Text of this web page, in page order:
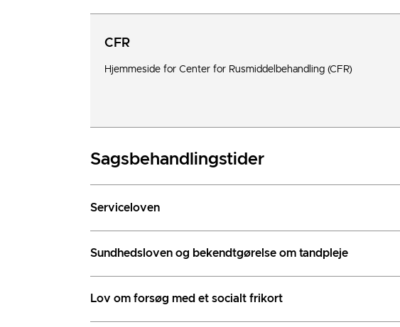
CFR
Hjemmeside for Center for Rusmiddelbehandling (CFR)
Sagsbehandlingstider
Serviceloven
Sundhedsloven og bekendtgørelse om tandpleje
Lov om forsøg med et socialt frikort